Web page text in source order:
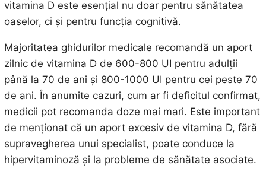
vitamina D este esențial nu doar pentru sănătatea
oaselor, ci și pentru funcția cognitivă.
Majoritatea ghidurilor medicale recomandă un aport
zilnic de vitamina D de 600-800 UI pentru adulții
până la 70 de ani și 800-1000 UI pentru cei peste 70
de ani. În anumite cazuri, cum ar fi deficitul confirmat,
medicii pot recomanda doze mai mari. Este important
de menționat că un aport excesiv de vitamina D, fără
supravegherea unui specialist, poate conduce la
hipervitaminoză și la probleme de sănătate asociate.